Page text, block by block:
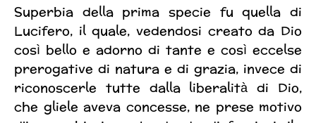
Superbia della prima specie fu quella di
Lucifero, il quale, vedendosi creato da Dio
così bello e adorno di tante e così eccelse
prerogative di natura e di grazia, invece di
riconoscerle tutte dalla liberalità di Dio,
che gliele aveva concesse, ne prese motivo